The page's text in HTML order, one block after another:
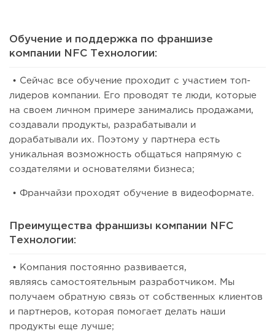
Обучение и поддержка по франшизе
компании NFC Технологии:
• Сейчас все обучение проходит с участием топ-
лидеров компании. Его проводят те люди, которые
на своем личном примере занимались продажами,
создавали продукты, разрабатывали и
дорабатывали их. Поэтому у партнера есть
уникальная возможность общаться напрямую с
создателями и основателями бизнеса;
• Франчайзи проходят обучение в видеоформате.
Преимущества франшизы компании NFC
Технологии:
• Компания постоянно развивается,
являясь самостоятельным разработчиком. Мы
получаем обратную связь от собственных клиентов
и партнеров, которая помогает делать наши
продукты еще лучше;